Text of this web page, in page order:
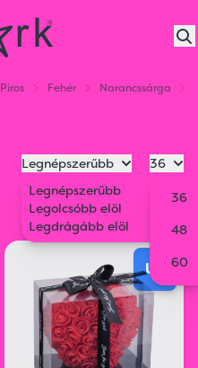
Piros Fehér Narancssárga
Legnépszerűbb
Legnépszerűbb
Legolcsóbb elöl
Legdrágább elöl
36
36
48
60
ÚJ